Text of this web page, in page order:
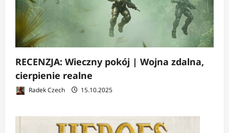
RECENZJA: Wieczny pokój | Wojna zdalna,
cierpienie realne
Radek Czech 15.10.2025